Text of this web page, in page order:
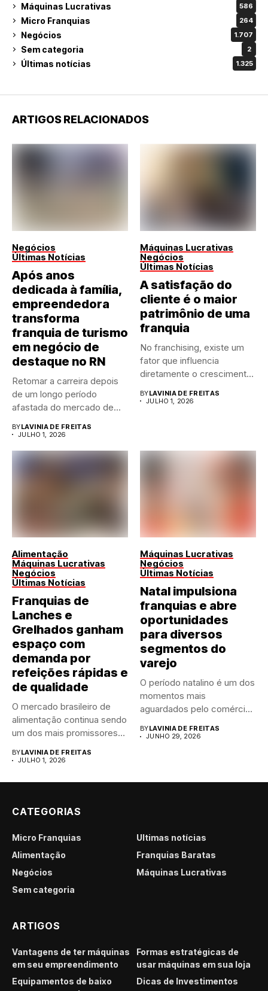
Máquinas Lucrativas 586
Micro Franquias 264
Negócios 1.707
Sem categoria 2
Últimas notícias 1.325
ARTIGOS RELACIONADOS
Negócios
Últimas Notícias
Após anos
dedicada à família,
empreendedora
transforma
franquia de turismo
em negócio de
destaque no RN
Retomar a carreira depois
de um longo período
afastada do mercado de...
BYLAVINIA DE FREITAS
JULHO 1, 2026
Máquinas Lucrativas
Negócios
Últimas Notícias
A satisfação do
cliente é o maior
patrimônio de uma
franquia
No franchising, existe um
fator que influencia
diretamente o crescimento
BYLAVINIA DE FREITAS
JULHO 1, 2026
Alimentação
Máquinas Lucrativas
Negócios
Últimas Notícias
Franquias de
Lanches e
Grelhados ganham
espaço com
demanda por
refeições rápidas e
de qualidade
O mercado brasileiro de
alimentação continua sendo
um dos mais promissores
BYLAVINIA DE FREITAS
JULHO 1, 2026
Máquinas Lucrativas
Negócios
Últimas Notícias
Natal impulsiona
franquias e abre
oportunidades
para diversos
segmentos do
varejo
O período natalino é um dos
momentos mais
aguardados pelo comércio
BYLAVINIA DE FREITAS
JUNHO 29, 2026
CATEGORIAS
Micro Franquias
Últimas notícias
Alimentação
Franquias Baratas
Negócios
Máquinas Lucrativas
Sem categoria
ARTIGOS
Vantagens de ter máquinas
em seu empreendimento
Formas estratégicas de
usar máquinas em sua loja
Equipamentos de baixo
Dicas de Investimentos